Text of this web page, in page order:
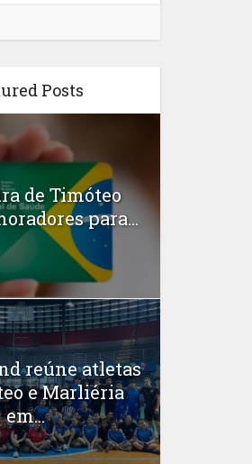
Posts
de Timóteo
para...
reúne atletas
e Marliéria
em...